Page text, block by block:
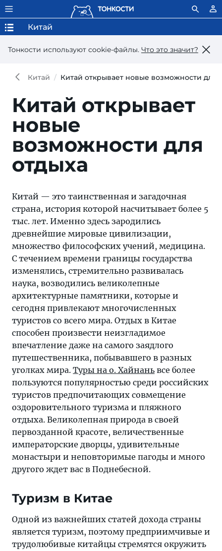
Тонкости используют сookie-файлы. Что это значит?
Китай
Китай Китай открывает новые возможности для
Китай открывает
новые
возможности для
отдыха
Китай — это таинственная и загадочная
страна, история которой насчитывает более 5
тыс. лет. Именно здесь зародились
древнейшие мировые цивилизации,
множество философских учений, медицина.
С течением времени границы государства
изменялись, стремительно развивалась
наука, возводились великолепные
архитектурные памятники, которые и
сегодня привлекают многочисленных
туристов со всего мира. Отдых в Китае
способен произвести неизгладимое
впечатление даже на самого заядлого
путешественника, побывавшего в разных
уголках мира. Туры на о. Хайнань все более
пользуются популярностью среди российских
туристов предпочитающих совмещение
оздоровительного туризма и пляжного
отдыха. Великолепная природа в своей
первозданной красоте, величественные
императорские дворцы, удивительные
монастыри и неповторимые пагоды и много
другого ждет вас в Поднебесной.
Туризм в Китае
Одной из важнейших статей дохода страны
является туризм, поэтому предприимчивые и
трудолюбивые китайцы стремятся окружить